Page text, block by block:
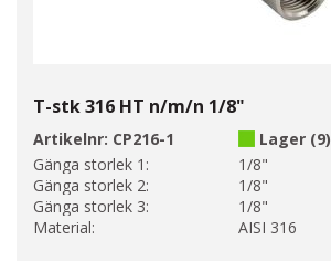
T-stk 316 HT n/m/n 1/8"
Artikelnr: CP216-1
Lager (9)
Gänga storlek 1:
1/8"
Gänga storlek 2:
1/8"
Gänga storlek 3:
1/8"
Material:
AISI 316